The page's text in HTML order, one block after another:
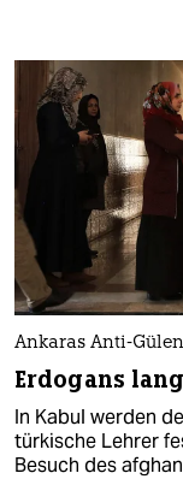
Ankaras Anti-
Erdogans
In Kabul werden
türkische Lehrer
Besuch des